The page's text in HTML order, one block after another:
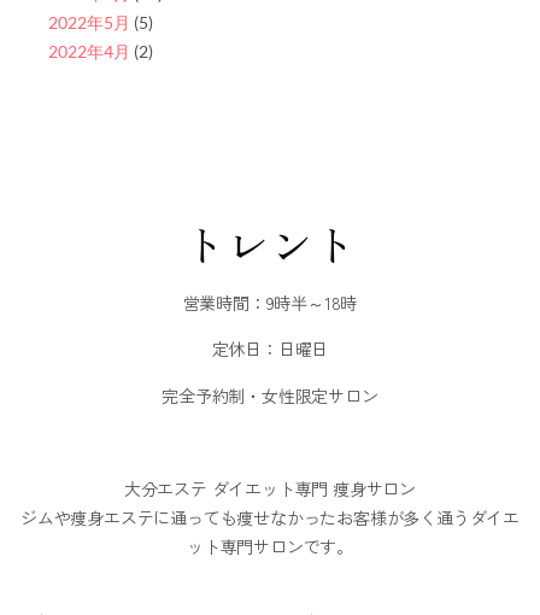
2022年5月 (5)
2022年4月 (2)
トレント
営業時間：9時半～18時
定休日：日曜日
完全予約制・女性限定サロン
大分エステ ダイエット専門 痩身サロン
ジムや痩身エステに通っても痩せなかったお客様が多く通うダイエ
ット専門サロンです。